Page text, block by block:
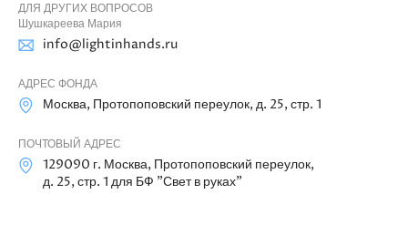
ДЛЯ ДРУГИХ ВОПРОСОВ
Шушкареева Мария
info@lightinhands.ru
АДРЕС ФОНДА
Москва, Протопоповский переулок, д. 25, стр. 1
ПОЧТОВЫЙ АДРЕС
129090 г. Москва, Протопоповский переулок,
д. 25, стр. 1 для БФ "Свет в руках"